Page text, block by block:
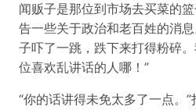
闻贩子是那位到市场去买菜的
告一些关于政治和老百姓的消
子吓了一跳，跌下来打得粉碎
位喜欢乱讲话的人哪！”
“你的话讲得未免太多了一点。